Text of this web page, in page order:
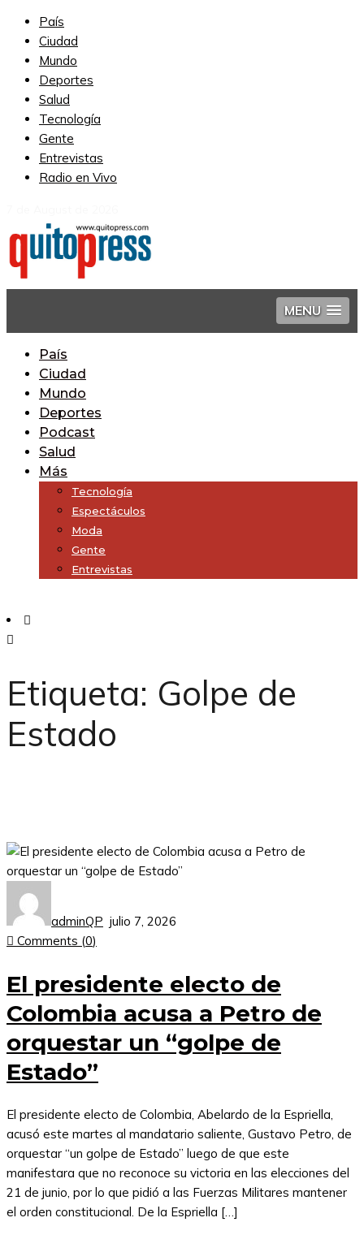
País
Ciudad
Mundo
Deportes
Salud
Tecnología
Gente
Entrevistas
Radio en Vivo
MENU
País
Ciudad
Mundo
Deportes
Podcast
Salud
Más
Tecnología
Espectáculos
Moda
Gente
Entrevistas
Etiqueta: Golpe de
Estado
adminQP julio 7, 2026
Comments (0)
El presidente electo de
Colombia acusa a Petro de
orquestar un “golpe de
Estado”
El presidente electo de Colombia, Abelardo de la Espriella,
acusó este martes al mandatario saliente, Gustavo Petro, de
orquestar “un golpe de Estado” luego de que este
manifestara que no reconoce su victoria en las elecciones del
21 de junio, por lo que pidió a las Fuerzas Militares mantener
el orden constitucional. De la Espriella […]